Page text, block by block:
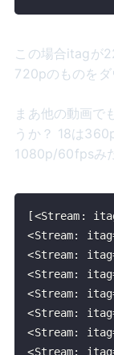
この場合itagが
720pのものをダ
まあ他の動画で
うか？ 18は
1080p/60fpsみ
[<Stream :
<Stream: itag
<Stream: itag
<Stream: itag
<Stream: itag
<Stream: itag
<Stream: itag
<Stream: itag